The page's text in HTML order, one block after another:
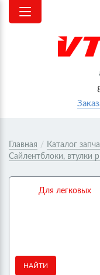
Главная / Каталог
Сайлентблоки, втулки
Для легковых
НАЙТИ